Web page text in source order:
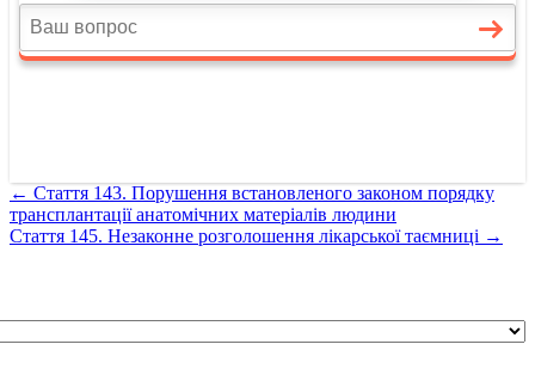
← Стаття 143. Порушення встановленого законом порядку
трансплантації анатомічних матеріалів людини
Стаття 145. Незаконне розголошення лікарської таємниці →